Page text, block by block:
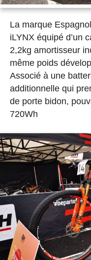
La marque
iLYNX équipé d’un
2,2kg amortisseur
même poids
Associé à une
additionnelle qui
de porte bidon,
720Wh